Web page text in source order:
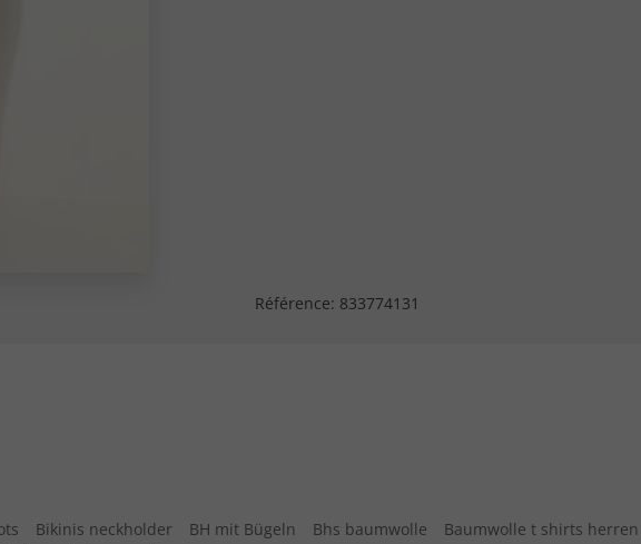
Référence: 833774131
Bikinis neckholder BH mit Bügeln Bhs baumwolle Baumwolle t shirts herren